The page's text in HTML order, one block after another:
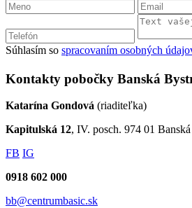
Súhlasím so spracovaním osobných
Kontakty pobočky Banská
Katarína Gondová (riaditeľka)
Kapitulská 12, IV. posch. 974 01
FB IG
0918 602 000
bb@centrumbasic.sk